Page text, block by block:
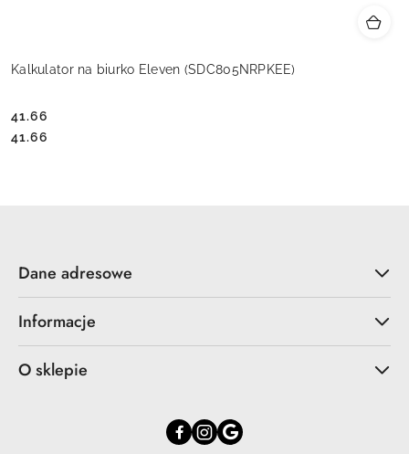
Kalkulator na biurko Eleven (SDC805NRPKEE)
Cena:
41.66
Cena:
41.66
Dane adresowe
Informacje
O sklepie